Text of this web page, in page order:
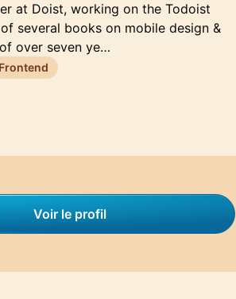
at Doist, working on the Todoist
several books on mobile design &
over seven ye…
Frontend
Voir le profil